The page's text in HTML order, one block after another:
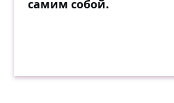
самим собой.